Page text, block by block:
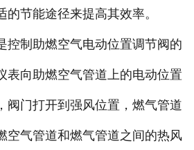
的节能途径来提高其效率。
制助燃空气电动位置调节阀的
表向助燃空气管道上的电动位置
阀门打开到强风位置，燃气管道
空气管道和燃气管道之间的热风